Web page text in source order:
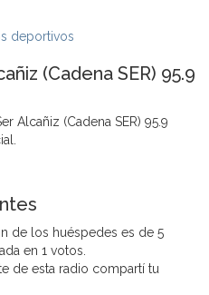
deportivos
(Cadena SER) 95.9
Alcañiz (Cadena SER) 95.9
de los huéspedes es de 5
en 1 votos.
de esta radio compartí tu